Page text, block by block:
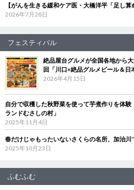
【がんを生きる緩和ケア医・大橋洋平「足し
2026年7月28日
フェスティバル
絶品屋台グルメが全国各地から
回「川口×絶品グルメビール＆
2026年4月15日
自分で収穫した秋野菜を使って芋煮作りを体
ランドむさしの村」
2025年11月4日
春だけじゃもったいないさくらの名所、加治川
2025年10月23日
ふむふむ